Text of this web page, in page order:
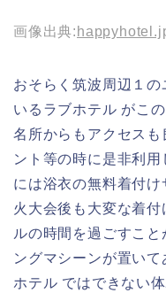
画像出典:
おそらく筑波周辺１
いるラブホテル がこ
名所からもアクセス
ント等の時に是非利
には浴衣の無料着付
火大会後も大変な着
ルの時間を過ごすこ
ングマシーンが置い
ホテル ではできない